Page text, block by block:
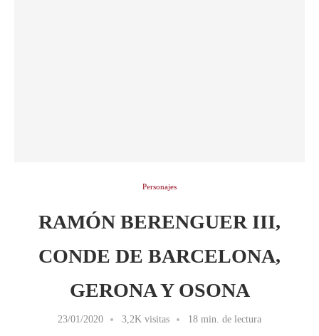
Personajes
RAMÓN BERENGUER III,
CONDE DE BARCELONA,
GERONA Y OSONA
23/01/2020 3,2K visitas 18 min. de lectura